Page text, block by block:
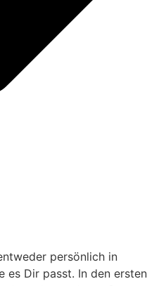
persönlich in
es Dir passt. In den ersten